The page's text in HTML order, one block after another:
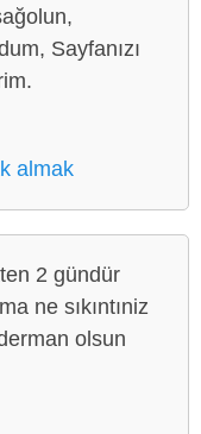
Sayfanızı
almak
2 gündür
ne sıkıntıniz
olsun